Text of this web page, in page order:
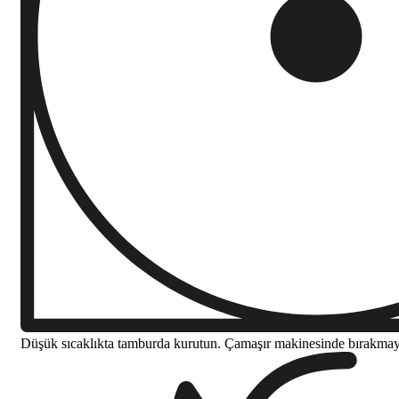
Düşük sıcaklıkta tamburda kurutun. Çamaşır makinesinde